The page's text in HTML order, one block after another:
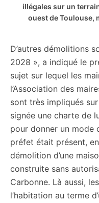
illégales sur un
ouest de Toulouse,
D’autres démolitions
2028 », a indiqué le
sujet sur lequel les
l’Association des
sont très impliqués
signée une charte de
pour donner un mode
préfet était présent,
démolition d’une
construite sans
Carbonne. Là aussi,
l’habitation au terme